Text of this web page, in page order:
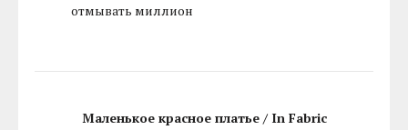
отмывать миллион
Маленькое красное платье / In Fabric